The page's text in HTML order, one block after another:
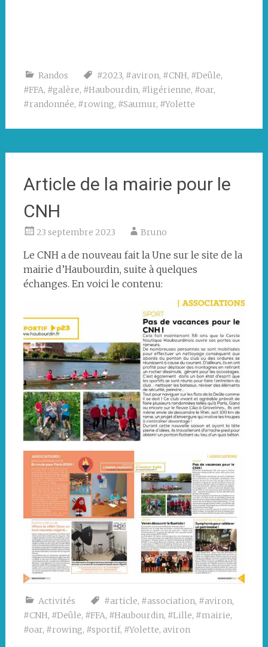
rencontré
club
de
Saumur
la
Yolette
de
Luc
de
Roche-
Yon
salles
troglodyte
Randos #2023, #aviron, #CNH, #Deûle,
#FFA, #galère, #Haubourdin, #ligérienne, #oar,
#randonnée, #rowing, #Saumur, #Yolette
Article de la mairie pour le
CNH
23 septembre 2023 Bruno
Le CNH a de nouveau fait la Une sur le site de la
mairie d’Haubourdin, suite à quelques
échanges. En voici le contenu:
Activités #article, #association, #aviron,
#CNH, #Deûle, #FFA, #Haubourdin, #Lille, #mairie,
#oar, #rowing, #sportif, #Yolette, aviron